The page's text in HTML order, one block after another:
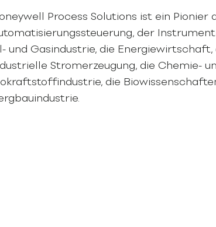
Process Solutions ist ein
der
und Gasindustrie, die
Stromerzeugung, die Chemie-
die